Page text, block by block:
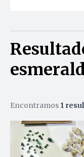
Encontramos 1